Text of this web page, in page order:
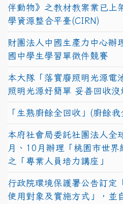
伴動物》之教材教案業已上
學資源整合平臺(CIRN)
財團法人中國生產力中心辦
國中學生學習單徵件競賽
本大隊「落實廢照明光源電
照明光源好簡單 妥善回收沒
「生熟廚餘全回收」(廚餘
本府社會局委託社團法人全
月、10月辦理「桃園市世界
之「專業人員培力講座」
行政院環境保護署公告訂定
使用對象及實施方式」，並